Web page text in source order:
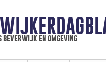
en omgeving